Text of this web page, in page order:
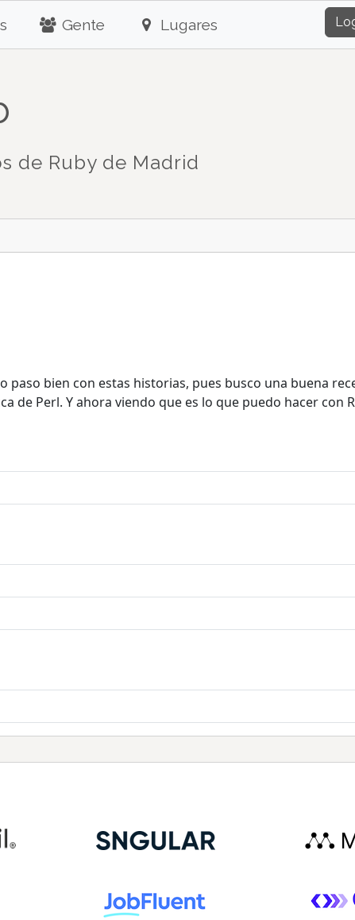
Gente Lugares
de Ruby de Madrid
paso bien con estas historias, pues busco una buena
de Perl. Y ahora viendo que es lo que puedo hacer con